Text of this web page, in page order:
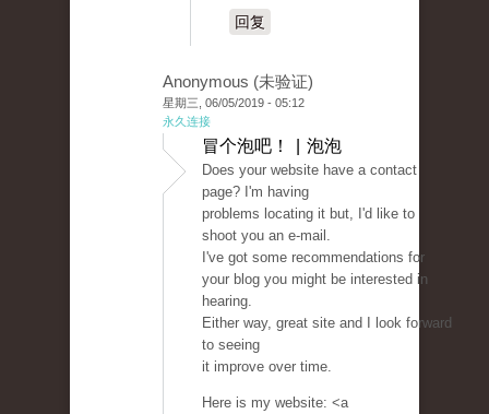
回复
Anonymous (未验证)
星期三, 06/05/2019 - 05:12
永久连接
冒个泡吧！ | 泡泡
Does your website have a contact
page? I'm having
problems locating it but, I'd like to
shoot you an e-mail.
I've got some recommendations for
your blog you might be interested in
hearing.
Either way, great site and I look forward
to seeing
it improve over time.
Here is my website: <a